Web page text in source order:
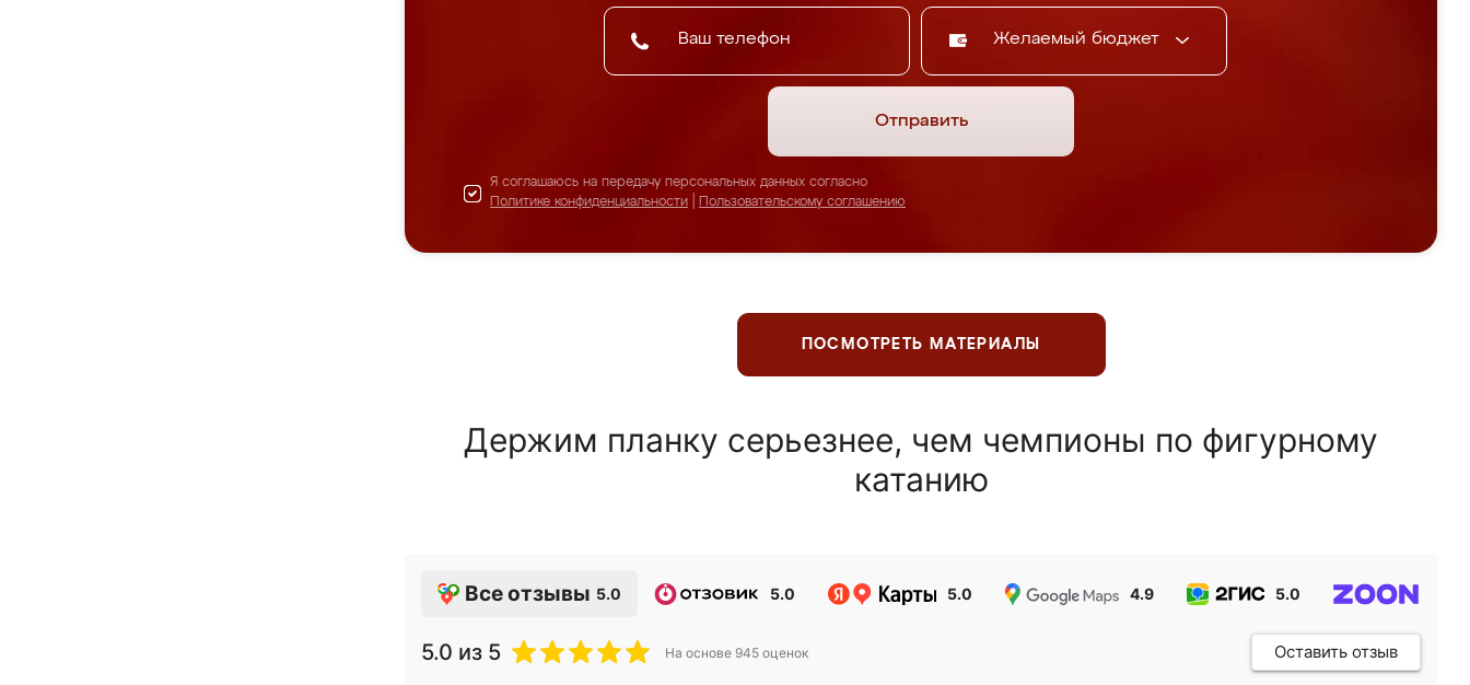
Желаемый бюджет
Отправить
Я соглашаюсь на передачу персональных данных согласно
Политике конфиденциальности
Пользовательскому соглашению
ПОСМОТРЕТЬ МАТЕРИАЛЫ
Держим планку серьезнее, чем чемпионы по фигурному
катанию
Все отзывы 5.0 5.0 5.0 4.9 5.0
5.0 из 5 На основе 945 оценок Оставить отзыв